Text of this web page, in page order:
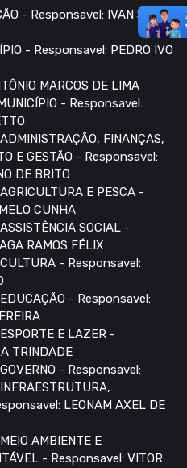
- Responsavel: IVAN SALES
- Responsavel: PEDRO IVO
MARCOS DE LIMA
- Responsavel:
FINANÇAS,
E GESTÃO - Responsavel:
DE BRITO
E PESCA -
CUNHA
SOCIAL -
RAMOS FÉLIX
- Responsavel:
- Responsavel:
E LAZER -
TRINDADE
- Responsavel:
LEONAM AXEL DE
AMBIENTE E
- Responsavel: VITOR